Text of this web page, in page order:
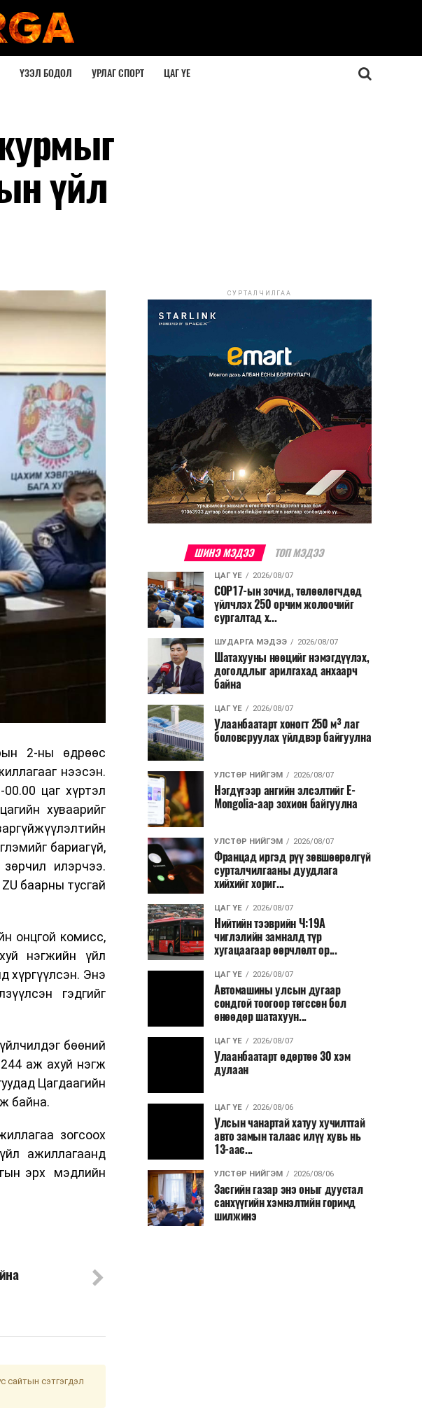
ҮЗЭЛ БОДОЛ УРЛАГ СПОРТ ЦАГ ҮЕ
үйл
2-ны өдрөөс
нээсэн.
00.00 цаг хүртэл
хуваарийг
бариагүй,
илэрчээ.
баарны тусгай
онцгой комисс,
нэгжийн үйл
хүргүүлсэн. Энэ
гэдгийг
бөөний
аж ахуй нэгж
Цагдаагийн
байна.
зогсоох
ажиллагаанд
эрх мэдлийн
сайтын сэтгэгдэл
СУРТАЛЧИЛГАА
ШИНЭ МЭДЭЭ ТОП МЭДЭЭ
ЦАГ ҮЕ 2026/08/07
COP17-ын зочид, төлөөлөгчдөд
үйлчлэх 250 орчим жолоочийг
сургалтад х...
ШУДАРГА МЭДЭЭ 2026/08/07
Шатахууны нөөцийг нэмэгдүүлэх,
доголдлыг арилгахад анхаарч
байна
ЦАГ ҮЕ 2026/08/07
Улаанбаатарт хоногт 250 м³ лаг
боловсруулах үйлдвэр байгуулна
УЛСТӨР НИЙГЭМ 2026/08/07
Нэгдүгээр ангийн элсэлтийг E-
Mongolia-аар зохион байгуулна
УЛСТӨР НИЙГЭМ 2026/08/07
Францад иргэд рүү зөвшөөрөлгүй
сурталчилгааны дуудлага
хийхийг хориг...
ЦАГ ҮЕ 2026/08/07
Нийтийн тээврийн Ч:19А
чиглэлийн замналд түр
хугацаагаар өөрчлөлт ор...
ЦАГ ҮЕ 2026/08/07
Автомашины улсын дугаар
сондгой тоогоор төгссөн бол
өнөөдөр шатахуун...
ЦАГ ҮЕ 2026/08/07
Улаанбаатарт өдөртөө 30 хэм
дулаан
ЦАГ ҮЕ 2026/08/06
Улсын чанартай хатуу хучилттай
авто замын талаас илүү хувь нь
13-аас...
УЛСТӨР НИЙГЭМ 2026/08/06
Засгийн газар энэ оныг дуустал
санхүүгийн хэмнэлтийн горимд
шилжинэ